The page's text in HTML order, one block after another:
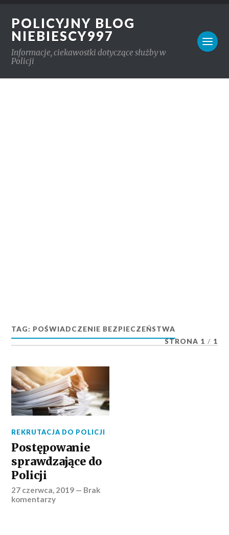
POLICYJNY BLOG
NIEBIESCY997
Informacje, ciekawostki dotyczące służby w
Policji
TAG: POŚWIADCZENIE BEZPIECZEŃSTWA
STRONA 1 / 1
REKRUTACJA DO POLICJI
Postępowanie
sprawdzające do
Policji
27 czerwca, 2019 — Brak
komentarzy